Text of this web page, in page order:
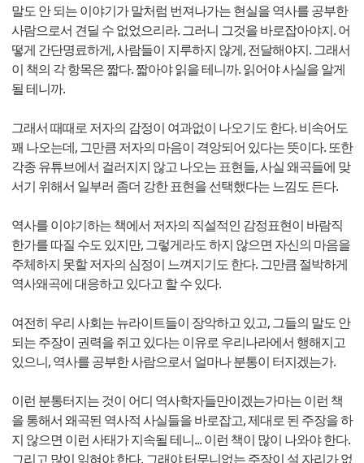
말도 안 되는 이야기가 말처럼 번져나가는 현실을 역사를 공부한
사람으로서 견딜 수 없었으리라. 그러니 그것을 바로잡아야지. 어
떻게 간단명료하게, 사람들이 지루하지 않게, 전달해야지. 그래서
이 책의 각 항목은 짧다. 짧아야 읽을 테니까. 읽어야 사실을 알게
될 테니까.
그래서 때때로 저자의 감정이 여과없이 나오기도 한다. 비속어도
꽤 나오는데, 그만큼 저자의 마음이 격앙되어 있다는 뜻이다. 또한
각종 유튜브에서 걸러지지 않고 나오는 표현들, 사실 왜곡들에 맞
서기 위해서 일부러 좀더 강한 표현을 선택했다는 느낌도 든다.
역사를 이야기하는 책에서 저자의 직설적인 감정표현이 바람직
한가를 따질 수도 있지만, 그렇게라도 하지 않으면 자신의 마음을
주체하지 못할 저자의 심정이 느껴지기도 한다. 그만큼 절박하게
역사왜곡에 대응하고 있다고 할 수 있다.
여전히 우리 사회는 뉴라이트들이 장악하고 있고, 그들의 말도 안
되는 주장이 권력을 쥐고 있다는 이유로 우리나라에서 행해지고
있으니, 역사를 공부한 사람으로서 얼마나 분통이 터지겠는가.
이런 분통터지는 것이 어디 역사학자들만이겠는가마는 이런 책
을 통해서 왜곡된 역사적 사실들을 바로잡고, 제대로 된 주장을 하
지 않으면 이런 사태가 지속될 테니... 이런 책이 많이 나와야 한다.
그리고 많이 읽혀야 한다. 그래야 터무니없는 주장이 설 자리가 없